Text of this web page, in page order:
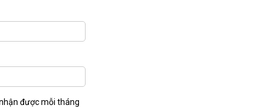
được mỗi tháng